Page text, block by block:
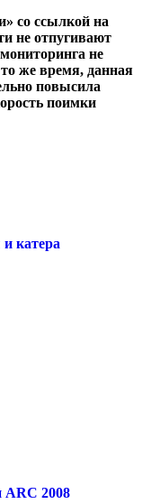
со ссылкой на
не отпугивают
не
же время, данная
повысила
поимки
катера
ARC 2008